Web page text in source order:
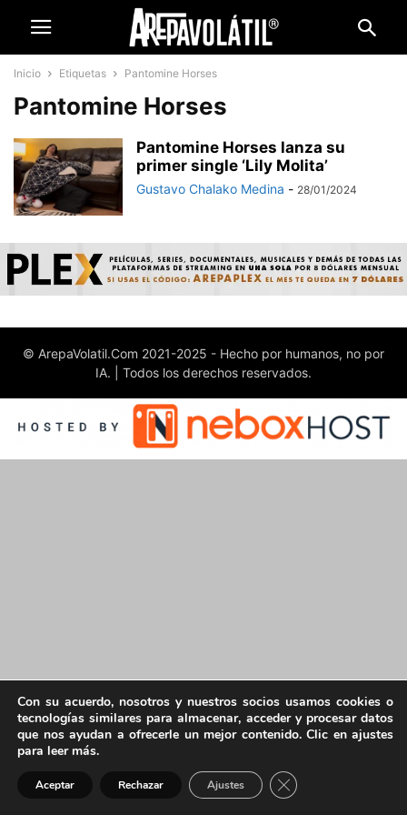
Inicio Etiquetas Pantomine Horses
Pantomine Horses
Pantomine Horses lanza su
primer single ‘Lily Molita’
Gustavo Chalako Medina - 28/01/2024
© ArepaVolatil.Com 2021-2025 - Hecho por humanos, no por
IA. | Todos los derechos reservados.
Con su acuerdo, nosotros y nuestros socios usamos cookies o
tecnologías similares para almacenar, acceder y procesar datos
que nos ayudan a ofrecerle un mejor contenido. Clic en ajustes
para leer más.
Aceptar Rechazar Ajustes Cerrar el banner de